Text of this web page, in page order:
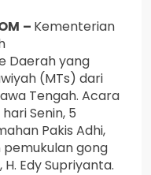
– Kementerian
Daerah yang
(MTs) dari
Tengah. Acara
Senin, 5
Pakis Adhi,
pemukulan gong
Edy Supriyanta.